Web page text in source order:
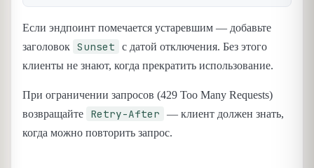
Если эндпоинт помечается устаревшим — добавьте
заголовок Sunset
с датой отключения. Без этого
клиенты не знают, когда прекратить использование.
При ограничении запросов (429 Too Many Requests)
возвращайте
Retry-After
— клиент должен знать,
когда можно повторить запрос.